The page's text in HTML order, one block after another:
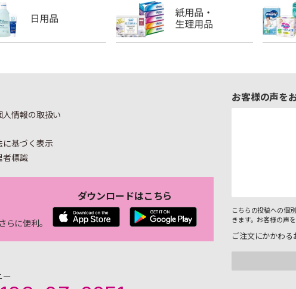
人情報の取扱い
に基づく表示
者標識
らに便利。
ダウンロードはこちら
ー
お客様の声を
こちらの投稿への個
きます。お客様の声
ご注文にかかわる